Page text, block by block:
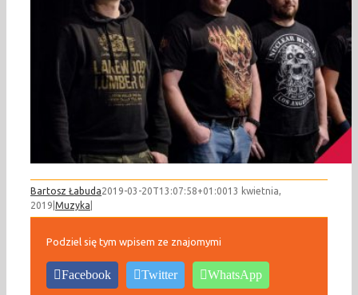
Bartosz Łabuda2019-03-20T13:07:58+01:0013 kwietnia,
2019 Muzyka
Podziel się tym wpisem ze znajomymi
Facebook Twitter WhatsApp